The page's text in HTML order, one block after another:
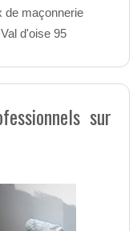
de maçonnerie
d'oise 95
sur